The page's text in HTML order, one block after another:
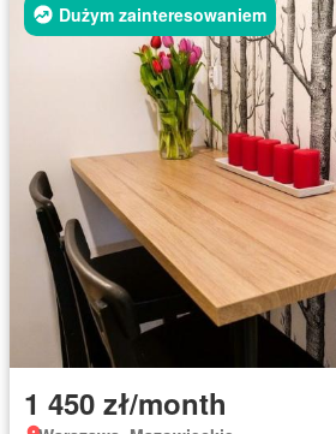
Dużym zainteresowaniem
1 450 zł/month